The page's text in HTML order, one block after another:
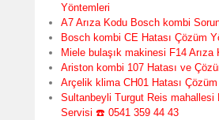
Yöntemleri
A7 Arıza Kodu Bosch kombi
Bosch kombi CE Hatası Çözüm
Miele bulaşık makinesi F14 Arıza
Ariston kombi 107 Hatası ve
Arçelik klima CH01 Hatası
Sultanbeyli Turgut Reis mahallesi
Servisi ☎️ 0541 359 44 43